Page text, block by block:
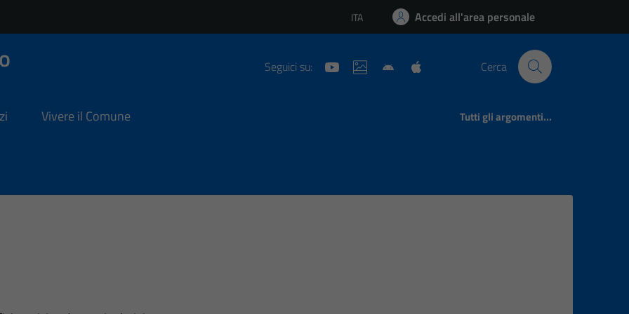
Lingua attiva:
ITA Accedi all'area personale
Seguici su: Cerca
Vivere il Comune Tutti gli argomenti...